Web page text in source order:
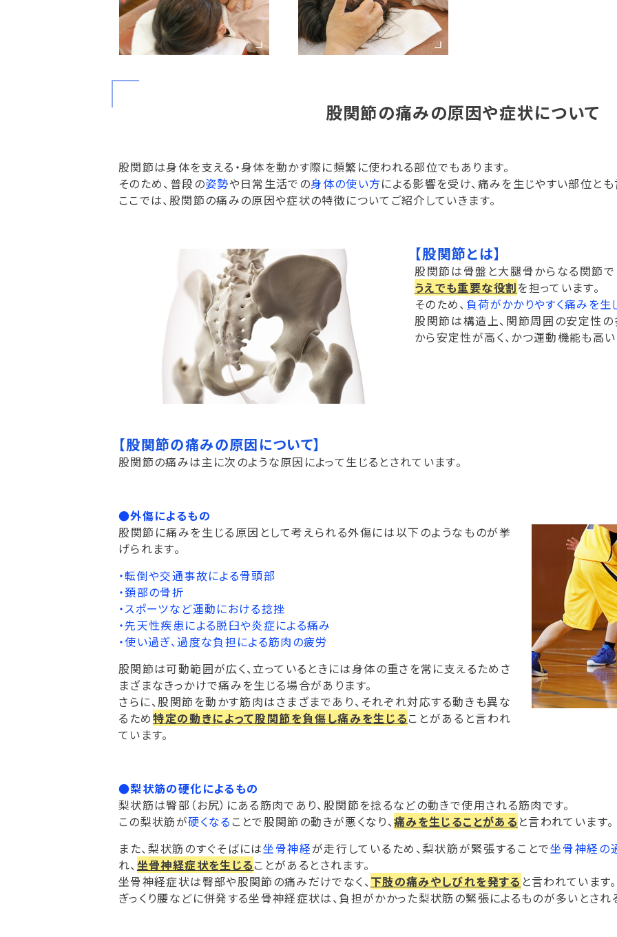
股関節の痛みの原因や症状について
股関節は身体を支える・身体を動かす際に頻繁に使われる部位でもあります。
そのため、普段の姿勢や日常生活での身体の使い方による影響を受け、痛みを生じやすい部位とも
ここでは、股関節の痛みの原因や症状の特徴についてご紹介していきます。
【股関節とは】
股関節は骨盤と大腿骨からなる関節で
うえでも重要な役割を担っています。
そのため、 負荷がかかりやすく痛みを生
股関節は構造上、関節周囲の安定性
から安定性が高く、かつ運動機能も高
【股関節の痛みの原因について】
股関節の痛みは主に次のような原因によって生じるとされています。
●外傷によるもの
股関節に痛みを生じる原因として考えられる外傷には以下のようなものが挙
げられます。
・転倒や交通事故による骨頭部
・頚部の骨折
・スポーツなど運動における捻挫
・先天性疾患による脱臼や炎症による痛み
・使い過ぎ、過度な負担による筋肉の疲労
股関節は可動範囲が広く、立っているときには身体の重さを常に支えるためさ
まざまなきっかけで痛みを生じる場合があります。
さらに、股関節を動かす筋肉はさまざまであり、それぞれ対応する動きも異な
るため特定の動きによって股関節を負傷し痛みを生じることがあると言われ
ています。
●梨状筋の硬化によるもの
梨状筋は臀部（お尻）にある筋肉であり、股関節を捻るなどの動きで使用される筋肉です。
この梨状筋が硬くなる ことで股関節の動きが悪くなり、痛みを生じることがある と言われています。
また、梨状筋のすぐそばには坐骨神経が走行しているため、梨状筋が緊張することで坐骨神経の
れ、坐骨神経症状を生じることがあるとされます。
坐骨神経症状は臀部や股関節の痛みだけでなく、下肢の痛みやしびれを発する と言われています。
ぎっくり腰などに併発する坐骨神経症状は、負担がかかった梨状筋の緊張によるものが多いとされ